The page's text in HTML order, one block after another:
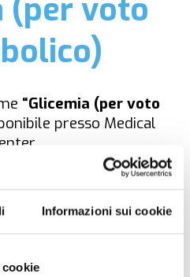
Informazioni sui cookie
(per voto
“Glicemia (per voto
presso Medical
LA PRENOTAZIONE
CONTATTO